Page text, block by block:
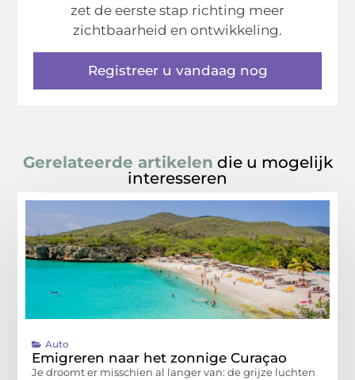
zet de eerste stap richting meer
zichtbaarheid en ontwikkeling.
Registreer u vandaag nog
Gerelateerde artikelen die u mogelijk
interesseren
Auto
Emigreren naar het zonnige Curaçao
Je droomt er misschien al langer van: de grijze luchten